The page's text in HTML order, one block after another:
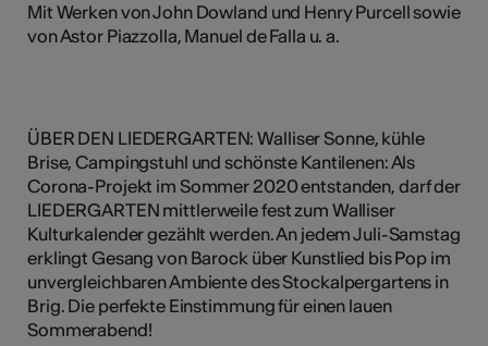
Mit Werken von John Dowland und Henry Purcell sowie
von Astor Piazzolla, Manuel de Falla u. a.
ÜBER DEN LIEDERGARTEN: Walliser Sonne, kühle
Brise, Campingstuhl und schönste Kantilenen: Als
Corona-Projekt im Sommer 2020 entstanden, darf der
LIEDERGARTEN mittlerweile fest zum Walliser
Kulturkalender gezählt werden. An jedem Juli-Samstag
erklingt Gesang von Barock über Kunstlied bis Pop im
unvergleichbaren Ambiente des Stockalpergartens in
Brig. Die perfekte Einstimmung für einen lauen
Sommerabend!